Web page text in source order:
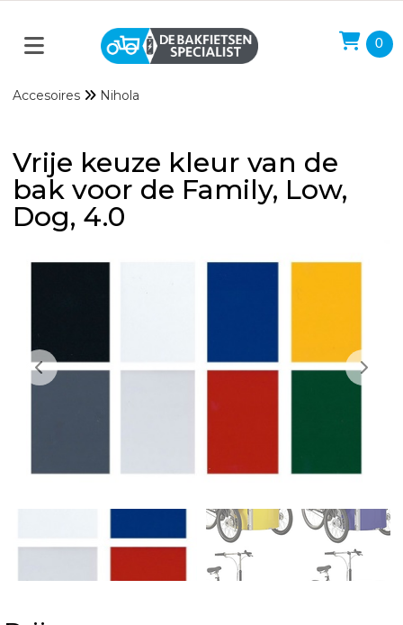
0
Accesoires Nihola
Vrije keuze kleur van de
bak voor de Family, Low,
Dog, 4.0